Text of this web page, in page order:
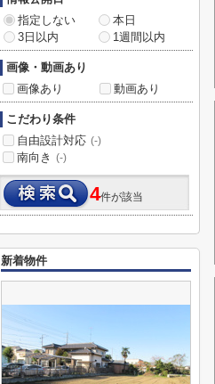
指定しない
本日
3日以内
1週間以内
画像・動画あり
画像あり
動画あり
こだわり条件
自由設計対応 (-)
南向き (-)
4件が該当
新着物件